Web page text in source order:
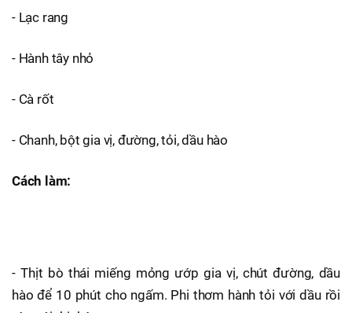
- Lạc rang
- Hành tây nhỏ
- Cà rốt
- Chanh, bột gia vị, đường, tỏi, dầu hào
Cách làm:
- Thịt bò thái miếng mỏng ướp gia vị, chút đường, dầu
hào để 10 phút cho ngấm. Phi thơm hành tỏi với dầu rồi